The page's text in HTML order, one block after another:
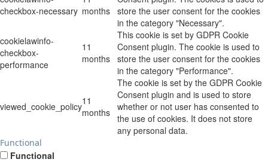
checkbox-necessary months store the user consent for the cookies
in the category "Necessary".
cookielawinfo-
checkbox-
performance
11
months
This cookie is set by GDPR Cookie
Consent plugin. The cookie is used to
store the user consent for the cookies
in the category "Performance".
viewed_cookie_policy11
months
The cookie is set by the GDPR Cookie
Consent plugin and is used to store
whether or not user has consented to
the use of cookies. It does not store
any personal data.
Functional
Functional